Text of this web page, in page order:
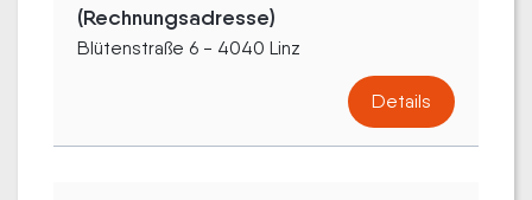
(Rechnungsadresse)
Blütenstraße 6 - 4040 Linz
Details